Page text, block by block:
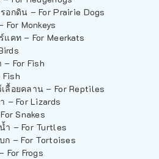
อกดิน – For Prairie Dogs
For Monkeys
แคท – For Meerkats
For Fish
Fish
ลื้อยคลาน – For Reptiles
– For Lizards
Snakes
ำ – For Turtles
ก – For Tortoises
For Frogs